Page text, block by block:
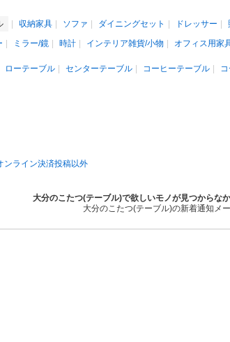
収納家具 ソファ ダイニングセット ドレッサー
ミラー/鏡 時計 インテリア雑貨/小物 オフィス用家
ローテーブル センターテーブル コーヒーテーブル
ンライン決済投稿以外
大分のこたつ(テーブル)で欲しいモノが見つからな
大分のこたつ(テーブル)の新着通知メ